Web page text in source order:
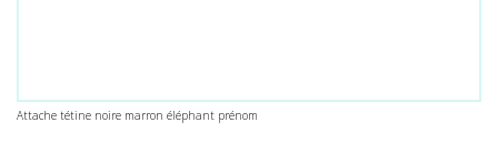
Attache tétine noire marron éléphant prénom